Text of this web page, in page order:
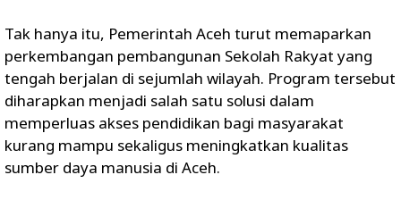
Tak hanya itu, Pemerintah Aceh turut memaparkan
perkembangan pembangunan Sekolah Rakyat yang
tengah berjalan di sejumlah wilayah. Program tersebut
diharapkan menjadi salah satu solusi dalam
memperluas akses pendidikan bagi masyarakat
kurang mampu sekaligus meningkatkan kualitas
sumber daya manusia di Aceh.